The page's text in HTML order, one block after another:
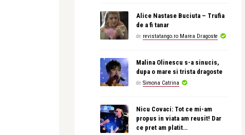
Alice Nastase Buciuta – Trufia
de a fi tanar
de revistatango.ro Marea Dragoste
Malina Olinescu s-a sinucis,
dupa o mare si trista dragoste
de Simona Catrina
Nicu Covaci: Tot ce mi-am
propus in viata am reusit! Dar
ce pret am platit…